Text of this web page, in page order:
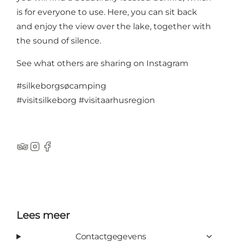
is for everyone to use. Here, you can sit back
and enjoy the view over the lake, together with
the sound of silence.
See what others are sharing on Instagram
#silkeborgsøcamping
#visitsilkeborg #visitaarhusregion
TripAdvisor
Instagram
Facebook
Lees meer
Contactgegevens